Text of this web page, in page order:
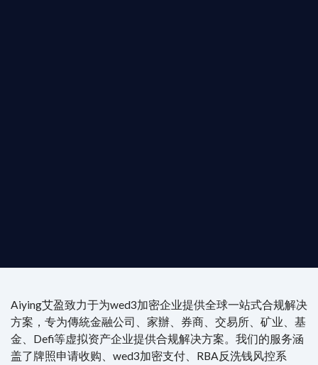
Aiying艾盈致力于为wed3加密企业提供全球一站式合规解决
方案，专为傳統金融公司、家辦、券商、交易所、矿业、基
金、Defi等虚拟资产企业提供合规解决方案。我们的服务涵
盖了牌照申请收购、wed3加密支付、RBA反洗钱风控系